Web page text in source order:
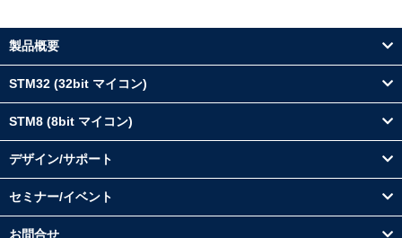
製品概要
STM32 (32bit マイコン)
STM8 (8bit マイコン)
デザイン/サポート
セミナー/イベント
お問合せ